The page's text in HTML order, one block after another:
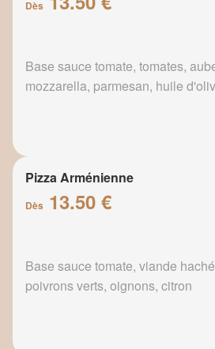
Dès
Base sauce tomate, tomates,
mozzarella, parmesan, huile
Pizza Arménienne
Dès 13.50 €
Base sauce tomate, viande
poivrons verts, oignons, citron